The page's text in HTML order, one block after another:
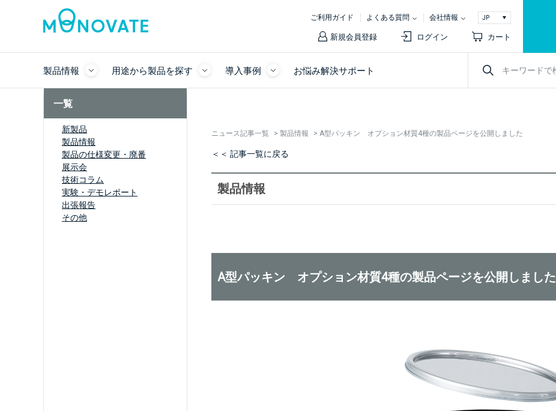
ご利用ガイド よくある質問 会社情報
新規会員登録 ログイン カート
製品情報 用途から製品を探す 導入事例 お悩み解決サポート
一覧
新製品
製品情報
製品の仕様変更・廃番
展示会
技術コラム
実験・デモレポート
出張報告
その他
ニュース記事一覧 > 製品情報 > A型パッキン オプション材質4種の製品ページを公開しました
＜＜ 記事一覧に戻る
製品情報
A型パッキン オプション材質4種の製品ページを公開しました